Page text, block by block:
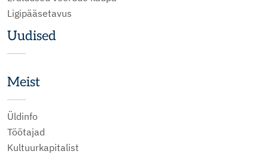
Ligipääsetavus
Uudised
Meist
Üldinfo
Töötajad
Kultuurkapitalist